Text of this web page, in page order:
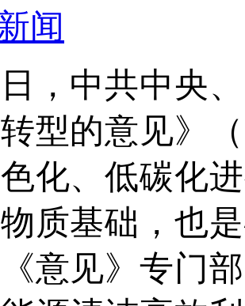
闻
中共中央、
型的意见》
化、低碳化
质基础，也
意见》专门